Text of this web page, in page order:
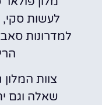
לעשות
למדרונות
צוות
שאלה וגם